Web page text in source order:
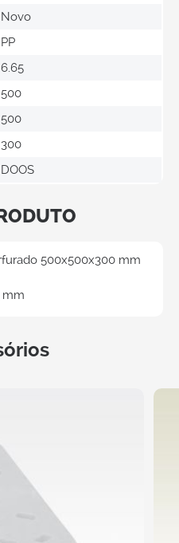
Novo
PP
6.65
500
500
300
DOOS
500x500x300 mm
mm